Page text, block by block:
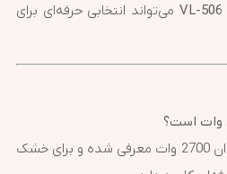
می‌تواند انتخابی حرفه‌ای برای
سشوار والوروس VL-506 با توان 2700 وات معرفی شده و برای خشک